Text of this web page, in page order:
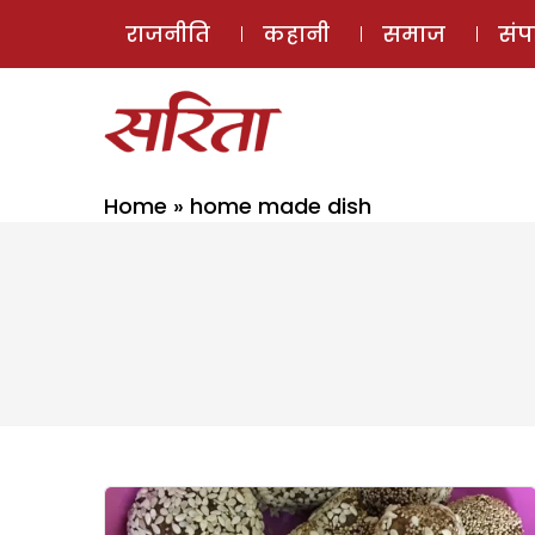
राजनीति कहानी समाज
Home » home made dish